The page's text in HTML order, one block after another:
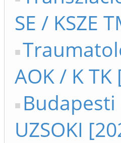
SE / KSZE
AOK / K TK
UZSOKI